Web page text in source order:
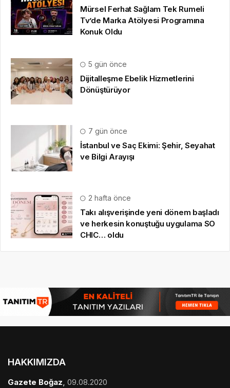
Mürsel Ferhat Sağlam Tek Rumeli
Tv’de Marka Atölyesi Programına
Konuk Oldu
5 gün önce
Dijitalleşme Ebelik Hizmetlerini
Dönüştürüyor
7 gün önce
İstanbul ve Saç Ekimi: Şehir, Seyahat
ve Bilgi Arayışı
2 hafta önce
Takı alışverişinde yeni dönem başladı
ve herkesin konuştuğu uygulama SO
CHIC… oldu
HAKKIMIZDA
Gazete Boğaz, 09.08.2020